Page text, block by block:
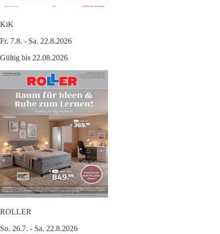
KiK
Fr. 7.8. - Sa. 22.8.2026
Gültig bis 22.08.2026
ROLLER
So. 26.7. - Sa. 22.8.2026